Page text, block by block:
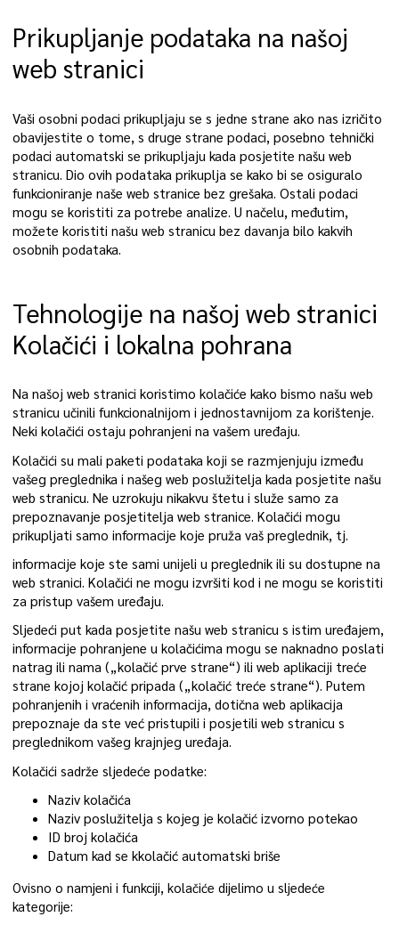
Prikupljanje podataka na našoj
web stranici
Vaši osobni podaci prikupljaju se s jedne strane ako nas izričito
obavijestite o tome, s druge strane podaci, posebno tehnički
podaci automatski se prikupljaju kada posjetite našu web
stranicu. Dio ovih podataka prikuplja se kako bi se osiguralo
funkcioniranje naše web stranice bez grešaka. Ostali podaci
mogu se koristiti za potrebe analize. U načelu, međutim,
možete koristiti našu web stranicu bez davanja bilo kakvih
osobnih podataka.
Tehnologije na našoj web stranici
Kolačići i lokalna pohrana
Na našoj web stranici koristimo kolačiće kako bismo našu web
stranicu učinili funkcionalnijom i jednostavnijom za korištenje.
Neki kolačići ostaju pohranjeni na vašem uređaju.
Kolačići su mali paketi podataka koji se razmjenjuju između
vašeg preglednika i našeg web poslužitelja kada posjetite našu
web stranicu. Ne uzrokuju nikakvu štetu i služe samo za
prepoznavanje posjetitelja web stranice. Kolačići mogu
prikupljati samo informacije koje pruža vaš preglednik, tj.
informacije koje ste sami unijeli u preglednik ili su dostupne na
web stranici. Kolačići ne mogu izvršiti kod i ne mogu se koristiti
za pristup vašem uređaju.
Sljedeći put kada posjetite našu web stranicu s istim uređajem,
informacije pohranjene u kolačićima mogu se naknadno poslati
natrag ili nama („kolačić prve strane“) ili web aplikaciji treće
strane kojoj kolačić pripada („kolačić treće strane“). Putem
pohranjenih i vraćenih informacija, dotična web aplikacija
prepoznaje da ste već pristupili i posjetili web stranicu s
preglednikom vašeg krajnjeg uređaja.
Kolačići sadrže sljedeće podatke:
Naziv kolačića
Naziv poslužitelja s kojeg je kolačić izvorno potekao
ID broj kolačića
Datum kad se kkolačić automatski briše
Ovisno o namjeni i funkciji, kolačiće dijelimo u sljedeće
kategorije: